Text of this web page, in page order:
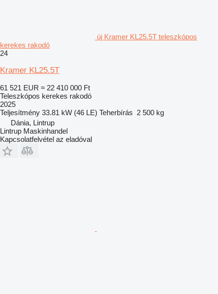
új Kramer KL25.5T teleszkópos
kerekes rakodó
24
Kramer KL25.5T
61 521 EUR ≈ 22 410 000 Ft
Teleszkópos kerekes rakodó
2025
Teljesítmény 33.81 kW (46 LE) Teherbírás 2 500 kg
Dánia, Lintrup
Lintrup Maskinhandel
Kapcsolatfelvétel az eladóval